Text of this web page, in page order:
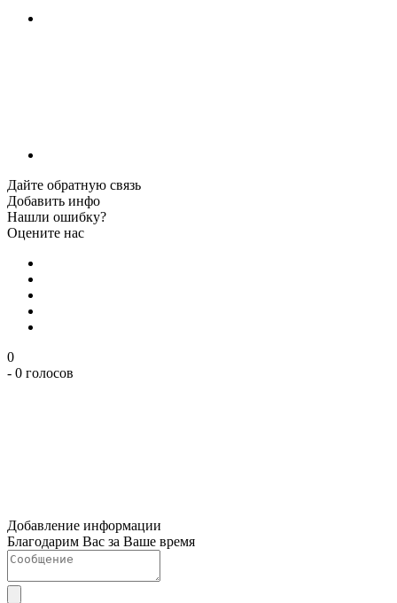
Дайте обратную связь
Добавить инфо
Нашли ошибку?
Оцените нас
0
- 0 голосов
Добавление информации
Благодарим Вас за Ваше время